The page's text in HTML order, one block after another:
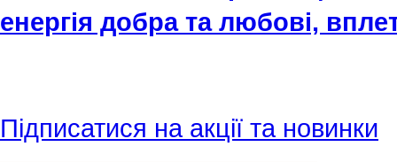
енергія добра та любові,
Підписатися на акції та новинки